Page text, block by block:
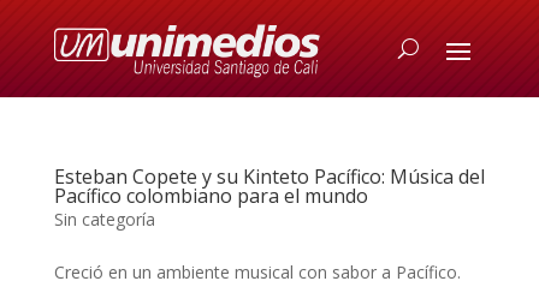
Esteban Copete y su Kinteto Pacífico: Música del
Pacífico colombiano para el mundo
Sin categoría
Creció en un ambiente musical con sabor a Pacífico.